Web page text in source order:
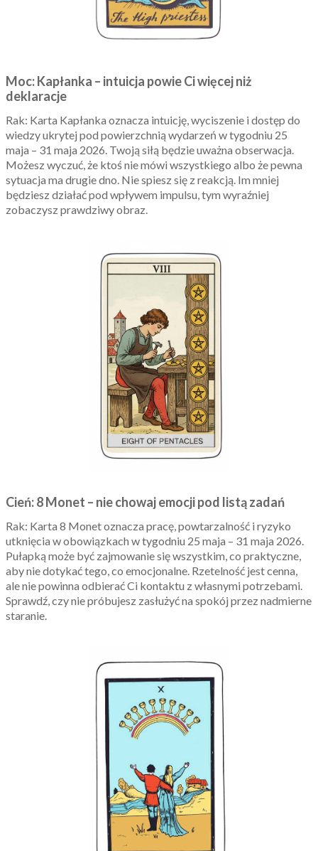
Moc: Kapłanka – intuicja powie Ci więcej niż
deklaracje
Rak: Karta Kapłanka oznacza intuicję, wyciszenie i dostęp do
wiedzy ukrytej pod powierzchnią wydarzeń w tygodniu 25
maja – 31 maja 2026. Twoją siłą będzie uważna obserwacja.
Możesz wyczuć, że ktoś nie mówi wszystkiego albo że pewna
sytuacja ma drugie dno. Nie spiesz się z reakcją. Im mniej
będziesz działać pod wpływem impulsu, tym wyraźniej
zobaczysz prawdziwy obraz.
Cień: 8 Monet – nie chowaj emocji pod listą zadań
Rak: Karta 8 Monet oznacza pracę, powtarzalność i ryzyko
utknięcia w obowiązkach w tygodniu 25 maja – 31 maja 2026.
Pułapką może być zajmowanie się wszystkim, co praktyczne,
aby nie dotykać tego, co emocjonalne. Rzetelność jest cenna,
ale nie powinna odbierać Ci kontaktu z własnymi potrzebami.
Sprawdź, czy nie próbujesz zasłużyć na spokój przez nadmierne
staranie.